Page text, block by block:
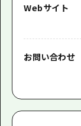
Webサイト
お問い合わせ